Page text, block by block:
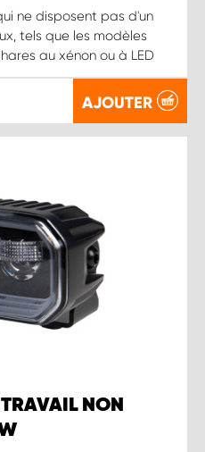
ne disposent pas d'un
tels que les modèles
au xénon ou à LED
AJOUTER
NON